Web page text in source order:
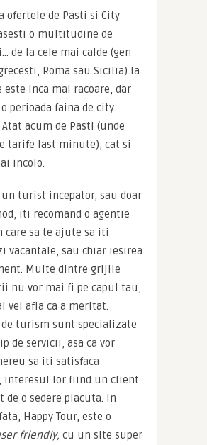
ofertele de Pasti si City
o multitudine de
de la cele mai calde (gen
Roma sau Sicilia) la
este inca mai racoare, dar
perioada faina de city
acum de Pasti (unde
tarife last minute), cat si
incolo.
un turist incepator, sau doar
iti recomand o agentie
care sa te ajute sa iti
vacantale, sau chiar iesirea
Multe dintre grijile
nu vor mai fi pe capul tau,
vei afla ca a meritat.
turism sunt specializate
de servicii, asa ca vor
sa iti satisfaca
interesul lor fiind un client
o sedere placuta. In
Happy Tour, este o
friendly, cu un site super